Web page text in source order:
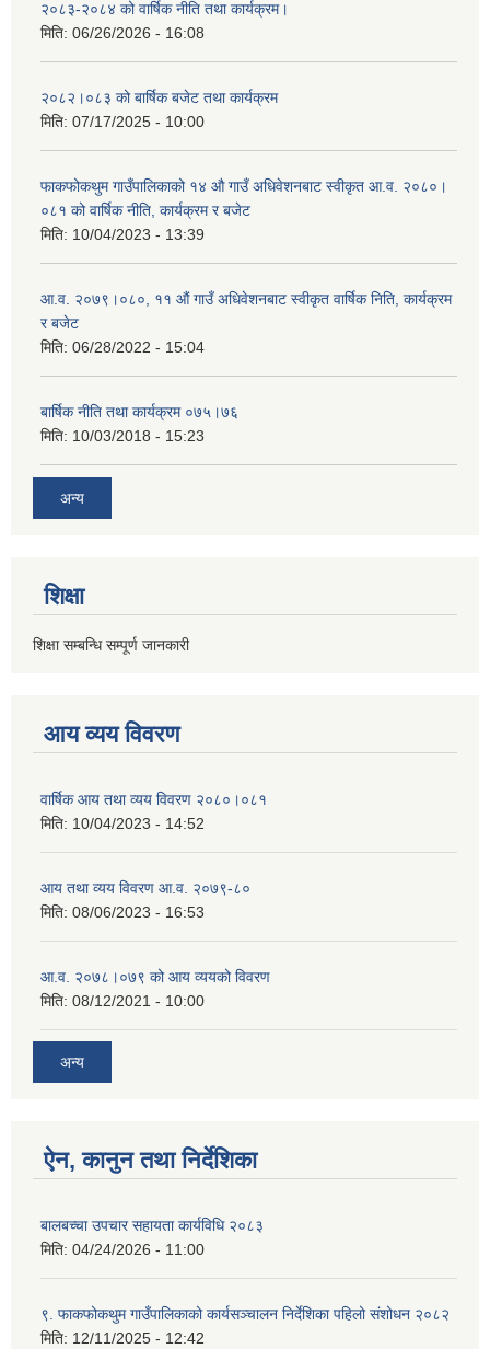
२०८३-२०८४ को वार्षिक नीति तथा कार्यक्रम।
मिति: 06/26/2026 - 16:08
२०८२।०८३ को बार्षिक बजेट तथा कार्यक्रम
मिति: 07/17/2025 - 10:00
फाकफोकथुम गाउँपालिकाको १४ औ गाउँ अधिवेशनबाट स्वीकृत आ.व. २०८०।
०८१ को वार्षिक नीति, कार्यक्रम र बजेट
मिति: 10/04/2023 - 13:39
आ.व. २०७९।०८०, ११ औं गाउँ अधिवेशनबाट स्वीकृत वार्षिक निति, कार्यक्रम
र बजेट
मिति: 06/28/2022 - 15:04
बार्षिक नीति तथा कार्यक्रम ०७५।७६
मिति: 10/03/2018 - 15:23
अन्य
शिक्षा
शिक्षा सम्बन्धि सम्पूर्ण जानकारी
आय व्यय विवरण
वार्षिक आय तथा व्यय विवरण २०८०।०८१
मिति: 10/04/2023 - 14:52
आय तथा व्यय विवरण आ.व. २०७९-८०
मिति: 08/06/2023 - 16:53
आ.व. २०७८।०७९ को आय व्ययको विवरण
मिति: 08/12/2021 - 10:00
अन्य
ऐन, कानुन तथा निर्देशिका
बालबच्चा उपचार सहायता कार्यविधि २०८३
मिति: 04/24/2026 - 11:00
९. फाकफोकथुम गाउँपालिकाको कार्यसञ्चालन निर्देशिका पहिलो संशोधन २०८२
मिति: 12/11/2025 - 12:42